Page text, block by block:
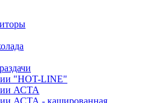
"HOT-LINE"
АСТА
АСТА - кашированная